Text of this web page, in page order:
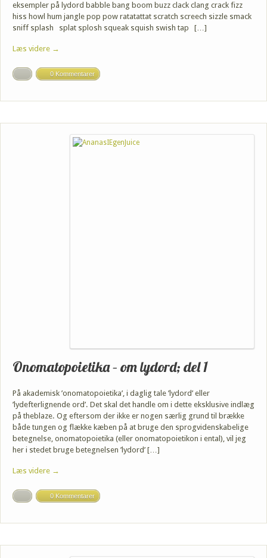
eksempler på lydord babble bang boom buzz clack clang crack fizz
hiss howl hum jangle pop pow ratatattat scratch screech sizzle smack
sniff splash splat splosh squeak squish swish tap […]
Læs videre →
0 Kommentarer
Onomatopoietika – om lydord; del 1
På akademisk ’onomatopoietika’, i daglig tale ’lydord’ eller
’lydefterlignende ord’. Det skal det handle om i dette eksklusive indlæg
på theblaze. Og eftersom der ikke er nogen særlig grund til brække
både tungen og flække kæben på at bruge den sprogvidenskabelige
betegnelse, onomatopoietika (eller onomatopoietikon i ental), vil jeg
her i stedet bruge betegnelsen ’lydord’ […]
Læs videre →
0 Kommentarer